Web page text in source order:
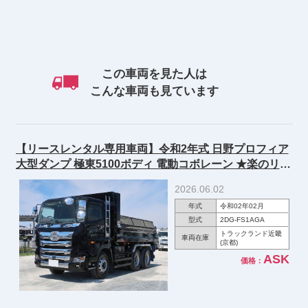
この車両を見た人は
こんな車両も見ています
【リースレンタル専用車両】令和2年式 日野プロフィア
大型ダンプ 極東5100ボディ 電動コボレーン ★楽のリパ
ック施工済み★
2026.06.02
年式
令和02年02月
型式
2DG-FS1AGA
車両在庫
トラックランド近畿
(京都)
価格： ASK